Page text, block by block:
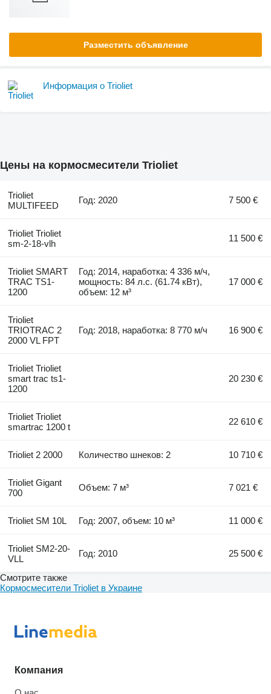
Разместить объявление
Информация о Trioliet
Цены на кормосмесители Trioliet
Trioliet
MULTIFEED
Год: 2020 7 500 €
Trioliet Trioliet
sm-2-18-vlh
11 500 €
Trioliet SMART
TRAC TS1-
1200
Год: 2014, наработка: 4 336 м/ч,
мощность: 84 л.с. (61.74 кВт),
объем: 12 м³
17 000 €
Trioliet
TRIOTRAC 2
2000 VL FPT
Год: 2018, наработка: 8 770 м/ч 16 900 €
Trioliet Trioliet
smart trac ts1-
1200
20 230 €
Trioliet Trioliet
smartrac 1200 t
22 610 €
Trioliet 2 2000 Количество шнеков: 2 10 710 €
Trioliet Gigant
700
Объем: 7 м³ 7 021 €
Trioliet SM 10L Год: 2007, объем: 10 м³ 11 000 €
Trioliet SM2-20-
VLL
Год: 2010 25 500 €
Смотрите также
Кормосмесители Trioliet в Украине
Компания